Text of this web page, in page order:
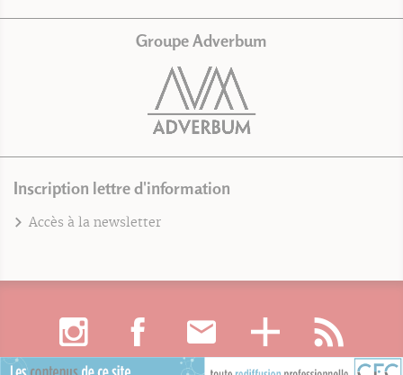
Groupe Adverbum
Inscription lettre d'information
Accès à la newsletter